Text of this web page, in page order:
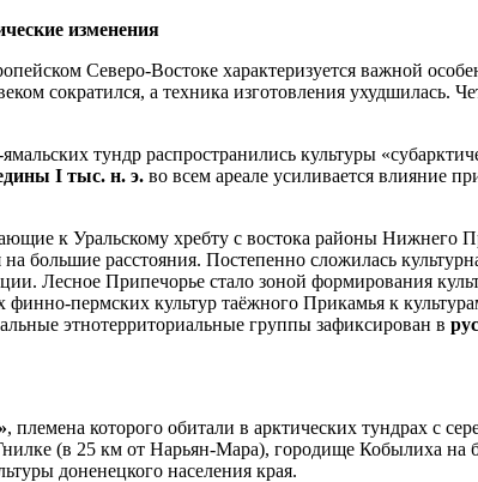
изменения
Северо-Востоке характеризуется важной
сократился, а техника изготовления ухудшилась.
тундр распространились культуры
I тыс. н. э. во всем ареале усиливается влияние
к Уральскому хребту с востока районы Нижнего
большие расстояния. Постепенно сложилась
Лесное Припечорье стало зоной формирования
пермских культур таёжного Прикамья к
этнотерриториальные группы зафиксирован в
, племена которого обитали в арктических тундрах с
(в 25 км от Нарьян-Мара), городище Кобылиха на
доненецкого населения края.